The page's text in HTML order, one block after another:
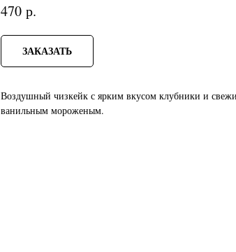
470 р.
ЗАКАЗАТЬ
Воздушный чизкейк с ярким вкусом клубники и
ванильным мороженым.